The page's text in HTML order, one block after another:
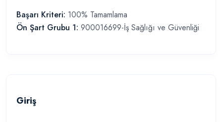
Başarı Kriteri: 100% Tamamlama
Ön Şart Grubu 1: 900016699-İş Sağlığı ve Güvenliği
Giriş